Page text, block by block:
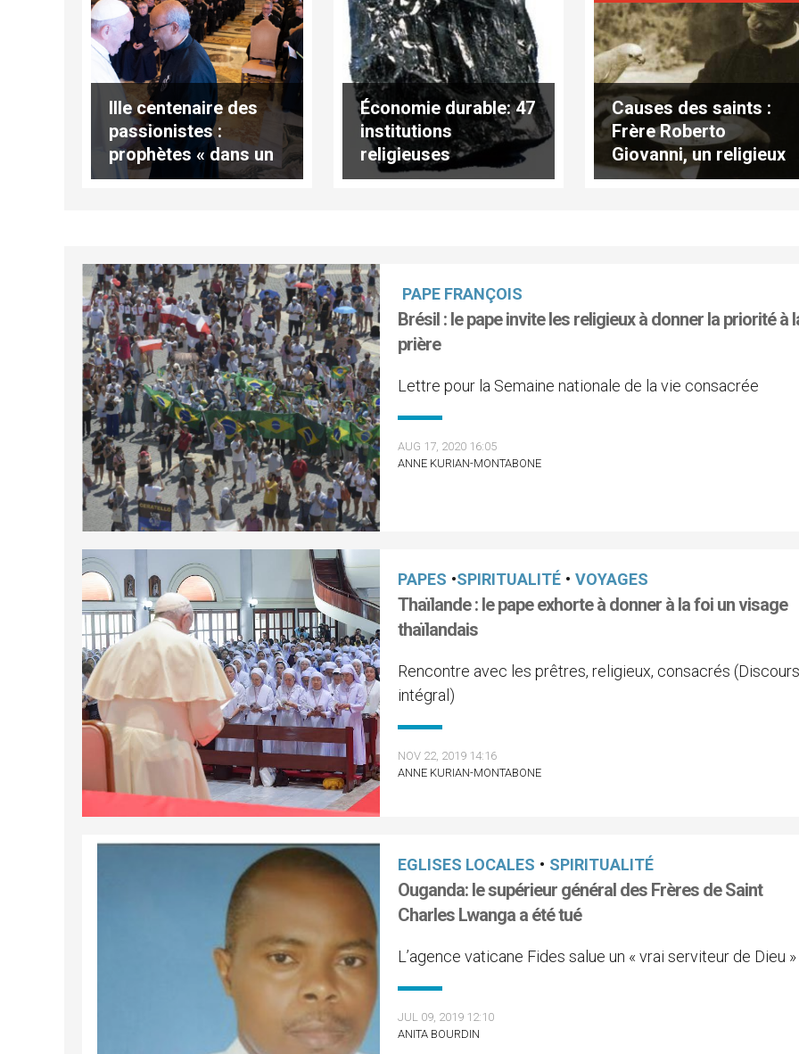
IIIe centenaire des
passionistes :
prophètes « dans un
monde qui perd le
Économie durable: 47
institutions
religieuses
renoncent à investir
Causes des saints :
Frère Roberto
Giovanni, un religieux
du Brésil, « héroïque
PAPE FRANÇOIS
Brésil : le pape invite les religieux à donner la priorité à
prière
Lettre pour la Semaine nationale de la vie consacrée
AUG 17, 2020 16:05
ANNE KURIAN-MONTABONE
PAPES •SPIRITUALITÉ • VOYAGES
Thaïlande : le pape exhorte à donner à la foi un visage
thaïlandais
Rencontre avec les prêtres, religieux, consacrés
intégral)
NOV 22, 2019 14:16
ANNE KURIAN-MONTABONE
EGLISES LOCALES • SPIRITUALITÉ
Ouganda: le supérieur général des Frères de Saint
Charles Lwanga a été tué
L’agence vaticane Fides salue un « vrai serviteur de Dieu »
JUL 09, 2019 12:10
ANITA BOURDIN